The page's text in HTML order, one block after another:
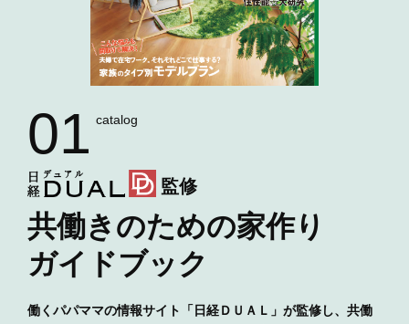
01 catalog
監修
共働きのための家作り
ガイドブック
働くパパママの情報サイト「日経ＤＵＡＬ」が監修し、 共働